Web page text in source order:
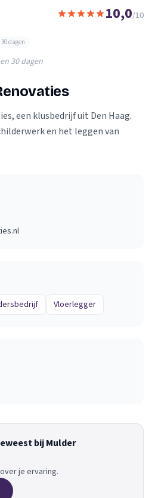
10,0/10
dagen
30 dagen
een klusbedrijf uit Den Haag.
en het leggen van
Vloerlegger
bij Mulder
je ervaring.